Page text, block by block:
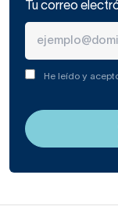
Tu correo
He leído y